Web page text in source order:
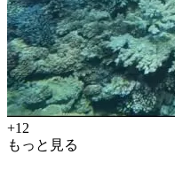
+12
もっと見る